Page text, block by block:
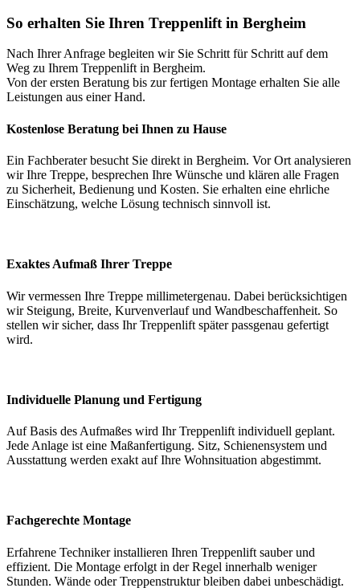
So erhalten Sie Ihren Treppenlift in Bergheim
Nach Ihrer Anfrage begleiten wir Sie Schritt für Schritt auf dem
Weg zu Ihrem Treppenlift in Bergheim.
Von der ersten Beratung bis zur fertigen Montage erhalten Sie alle
Leistungen aus einer Hand.
Kostenlose Beratung bei Ihnen zu Hause
Ein Fachberater besucht Sie direkt in Bergheim. Vor Ort analysieren
wir Ihre Treppe, besprechen Ihre Wünsche und klären alle Fragen
zu Sicherheit, Bedienung und Kosten. Sie erhalten eine ehrliche
Einschätzung, welche Lösung technisch sinnvoll ist.
Exaktes Aufmaß Ihrer Treppe
Wir vermessen Ihre Treppe millimetergenau. Dabei berücksichtigen
wir Steigung, Breite, Kurvenverlauf und Wandbeschaffenheit. So
stellen wir sicher, dass Ihr Treppenlift später passgenau gefertigt
wird.
Individuelle Planung und Fertigung
Auf Basis des Aufmaßes wird Ihr Treppenlift individuell geplant.
Jede Anlage ist eine Maßanfertigung. Sitz, Schienensystem und
Ausstattung werden exakt auf Ihre Wohnsituation abgestimmt.
Fachgerechte Montage
Erfahrene Techniker installieren Ihren Treppenlift sauber und
effizient. Die Montage erfolgt in der Regel innerhalb weniger
Stunden. Wände oder Treppenstruktur bleiben dabei unbeschädigt.